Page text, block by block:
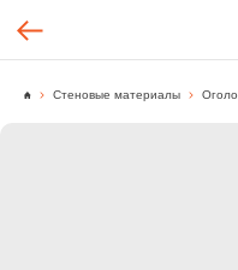
Стеновые материалы